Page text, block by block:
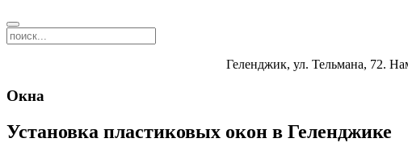
Геленджик, ул. Тельмана, 72.
Окна
Установка пластиковых окон в Геленджике